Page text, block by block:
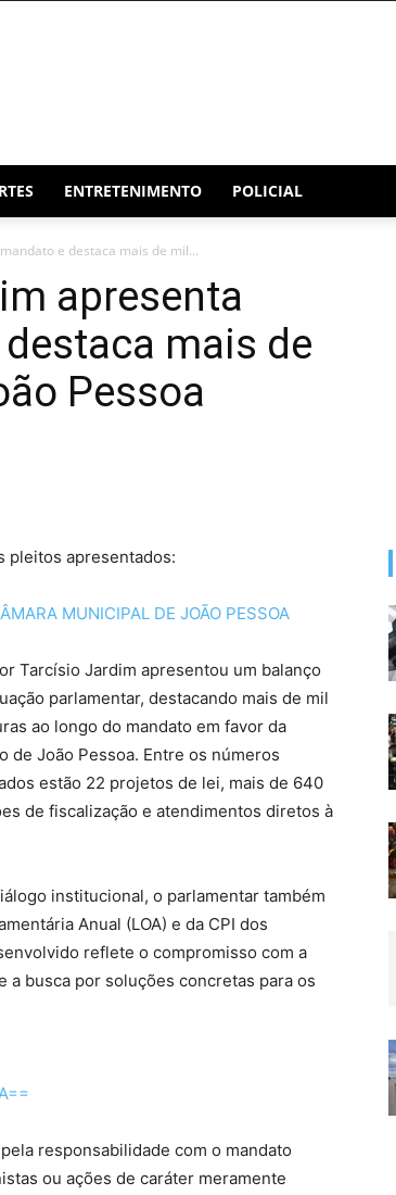
ENTRETENIMENTO POLICIAL
e destaca mais de mil...
apresenta
mais de
Pessoa
pleitos apresentados:
MUNICIPAL DE JOÃO PESSOA
Tarcísio Jardim apresentou um balanço
parlamentar, destacando mais de mil
ao longo do mandato em favor da
de João Pessoa. Entre os números
estão 22 projetos de lei, mais de 640
de fiscalização e atendimentos diretos à
institucional, o parlamentar também
Anual (LOA) e da CPI dos
reflete o compromisso com a
busca por soluções concretas para os
responsabilidade com o mandato
ou ações de caráter meramente